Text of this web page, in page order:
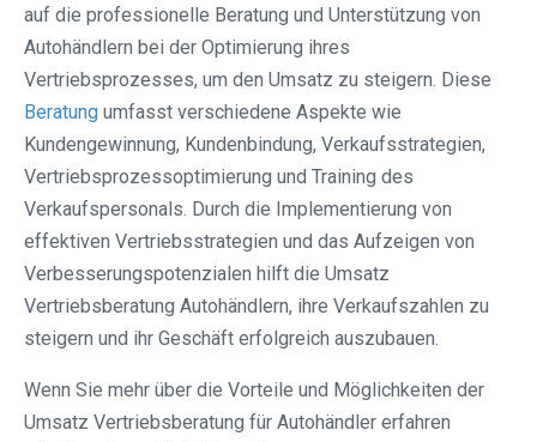
auf die professionelle Beratung und Unterstützung von
Autohändlern bei der Optimierung ihres
Vertriebsprozesses, um den Umsatz zu steigern. Diese
Beratung umfasst verschiedene Aspekte wie
Kundengewinnung, Kundenbindung, Verkaufsstrategien,
Vertriebsprozessoptimierung und Training des
Verkaufspersonals. Durch die Implementierung von
effektiven Vertriebsstrategien und das Aufzeigen von
Verbesserungspotenzialen hilft die Umsatz
Vertriebsberatung Autohändlern, ihre Verkaufszahlen zu
steigern und ihr Geschäft erfolgreich auszubauen.
Wenn Sie mehr über die Vorteile und Möglichkeiten der
Umsatz Vertriebsberatung für Autohändler erfahren